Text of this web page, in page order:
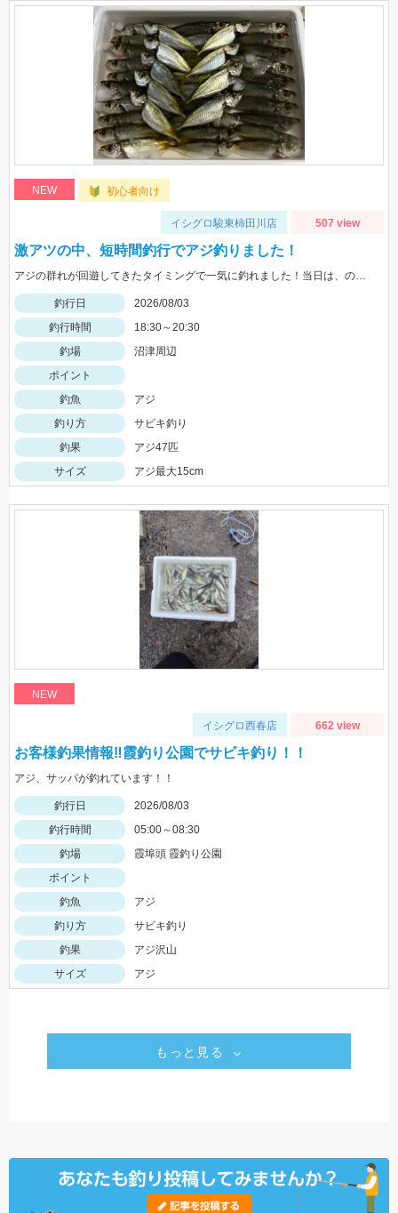
NEW 初心者向け
イシグロ駿東柿田川店 507 view
激アツの中、短時間釣行でアジ釣りました！
アジの群れが回遊してきたタイミングで一気に釣れました！当日は、のべ竿と豆アジマッチ・スピード餌つけ器仕掛・生アミエビなどを使用しました。
釣行日
2026/08/03
釣行時間
18:30～20:30
釣場
沼津周辺
ポイント
釣魚
アジ
釣り方
サビキ釣り
釣果
アジ47匹
サイズ
アジ最大15cm
NEW
イシグロ西春店 662 view
お客様釣果情報‼霞釣り公園でサビキ釣り！！
アジ、サッパが釣れています！！
釣行日
2026/08/03
釣行時間
05:00～08:30
釣場
霞埠頭 霞釣り公園
ポイント
釣魚
アジ
釣り方
サビキ釣り
釣果
アジ沢山
サイズ
アジ
もっと見る